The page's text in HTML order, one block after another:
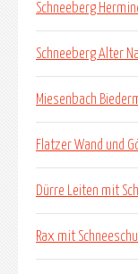
Schneeberg
Schneeberg Alter
Miesenbach
Flatzer Wand und
Dürre Leiten mit
Rax mit